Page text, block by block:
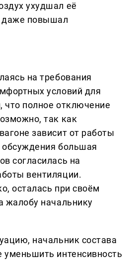
ухудшал её
даже повышал
на требования
условий для
что полное отключение
так как
зависит от работы
большая
согласилась на
вентиляции.
осталась при своём
жалобу начальнику
начальник состава
уменьшить интенсивность